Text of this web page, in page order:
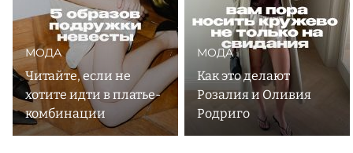
МОДА
Читайте, если не
хотите идти в платье-
комбинации
МОДА
Как это делают
Розалия и Оливия
Родриго